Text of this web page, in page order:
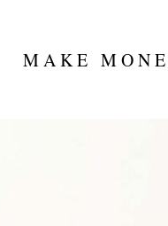
MAKE